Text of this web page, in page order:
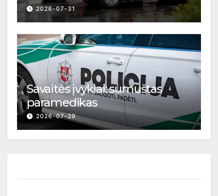
2026-07-31
Savaitės įvykiai: sumuštas
paramedikas
2026-07-29